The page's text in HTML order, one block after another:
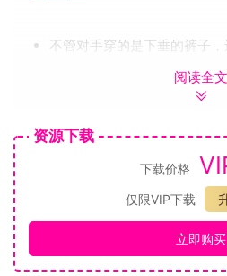
不管对手穿的是下垂的裤子
坏潮流的罪犯殊死搏斗
体验专门定制的武器库——比
秘密
与时尚界最强大、最邪恶的
破解潮流犯罪者死灰复燃之
阅读全文
资源下载
下载价格
仅限VIP下载
立即购买